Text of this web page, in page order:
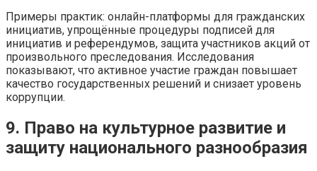
Примеры практик: онлайн-платформы для гражданских
инициатив, упрощённые процедуры подписей для
инициатив и референдумов, защита участников акций от
произвольного преследования. Исследования
показывают, что активное участие граждан повышает
качество государственных решений и снизает уровень
коррупции.
9. Право на культурное развитие и
защиту национального разнообразия